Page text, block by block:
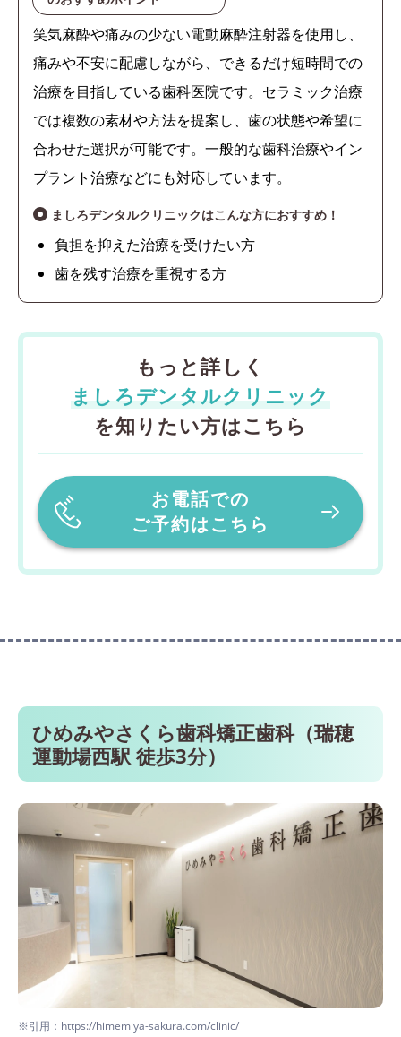
笑気麻酔や痛みの少ない電動麻酔注射器を使用し、
痛みや不安に配慮しながら、できるだけ短時間での
治療を目指している歯科医院です。セラミック治療
では複数の素材や方法を提案し、歯の状態や希望に
合わせた選択が可能です。一般的な歯科治療やイン
プラント治療などにも対応しています。
ましろデンタルクリニックはこんな方におすすめ！
負担を抑えた治療を受けたい方
歯を残す治療を重視する方
もっと詳しく
ましろデンタルクリニック
を知りたい方はこちら
お電話での
ご予約はこちら
ひめみやさくら歯科矯正歯科（瑞穂
運動場西駅 徒歩3分）
※引用：https://himemiya-sakura.com/clinic/